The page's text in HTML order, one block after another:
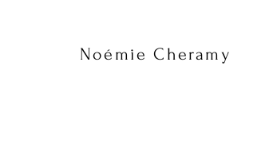
Noémie Cheramy